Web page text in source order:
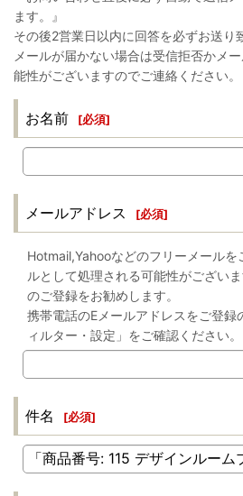
ます。』
その後2営業日以内に回答を必ずお送り
メールが届かない場合は受信拒否かメ
能性がございますのでご連絡ください。
お名前 [必須]
メールアドレス [必須]
Hotmail,Yahooなどのフリーメールを
ルとして処理される可能性がござい
のご登録をお勧めします。
携帯電話のEメールアドレスをご登録
ィルター・設定」をご確認ください。
件名 [必須]